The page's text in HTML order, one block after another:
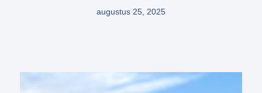
augustus 25, 2025